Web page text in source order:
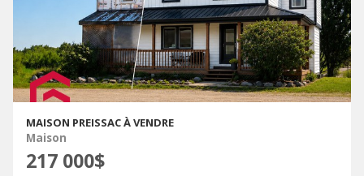
MAISON PREISSAC À VENDRE
Maison
217 000$